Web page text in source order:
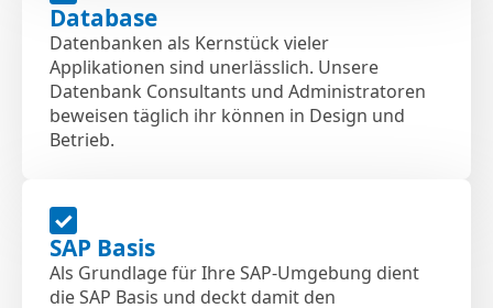
Database
Datenbanken als Kernstück vieler
Applikationen sind unerlässlich. Unsere
Datenbank Consultants und Administratoren
beweisen täglich ihr können in Design und
Betrieb.
SAP Basis
Als Grundlage für Ihre SAP-Umgebung dient
die SAP Basis und deckt damit den